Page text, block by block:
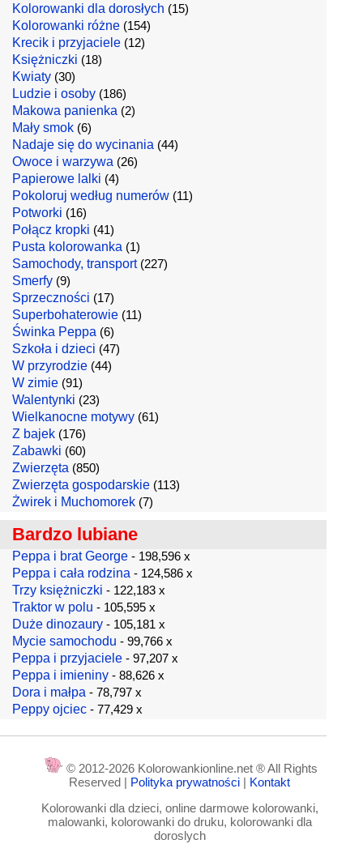
Kolorowanki dla dorosłych (15)
Kolorowanki różne (154)
Krecik i przyjaciele (12)
Księżniczki (18)
Kwiaty (30)
Ludzie i osoby (186)
Makowa panienka (2)
Mały smok (6)
Nadaje się do wycinania (44)
Owoce i warzywa (26)
Papierowe lalki (4)
Pokoloruj według numerów (11)
Potworki (16)
Połącz kropki (41)
Pusta kolorowanka (1)
Samochody, transport(227)
Smerfy (9)
Sprzeczności (17)
Superbohaterowie (11)
Świnka Peppa (6)
Szkoła i dzieci (47)
W przyrodzie (44)
W zimie (91)
Walentynki (23)
Wielkanocne motywy (61)
Z bajek (176)
Zabawki (60)
Zwierzęta (850)
Zwierzęta gospodarskie (113)
Żwirek i Muchomorek (7)
Bardzo lubiane
Peppa i brat George - 198,596 x
Peppa i cała rodzina - 124,586 x
Trzy księżniczki - 122,183 x
Traktor w polu - 105,595 x
Duże dinozaury - 105,181 x
Mycie samochodu - 99,766 x
Peppa i przyjaciele - 97,207 x
Peppa i imieniny - 88,626 x
Dora i małpa - 78,797 x
Peppy ojciec - 77,429 x
© 2012-2026 Kolorowankionline.net ® All Rights
Reserved | Polityka prywatności | Kontakt
Kolorowanki dla dzieci, online darmowe kolorowanki,
malowanki, kolorowanki do druku, kolorowanki dla
doroslych